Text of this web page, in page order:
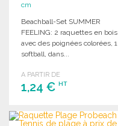
cm
Beachball-Set SUMMER
FEELING: 2 raquettes en bois
avec des poignées colorées, 1
softball, dans...
A PARTIR DE
1,24 € HT
COMMANDER